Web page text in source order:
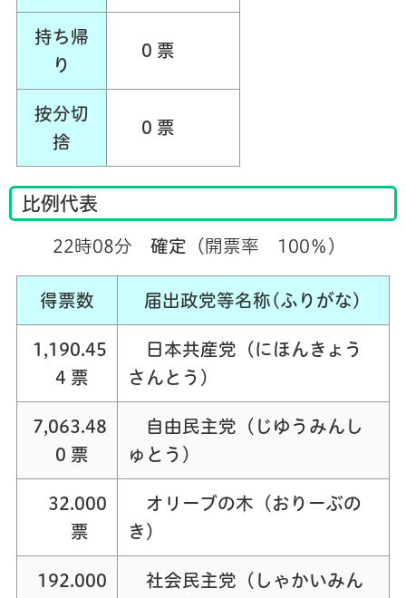
持ち帰
り
0 票
按分切
捨
0 票
比例代表
22時08分 確定 （開票率 100％）
得票数 届出政党等名称 (ふりがな)
1,190.45
4 票
日本共産党（にほんきょう
さんとう）
7,063.48
0 票
自由民主党（じゆうみんし
ゅとう）
32.000
票
オリーブの木（おりーぶの
き）
192.000
社会民主党（しゃかいみん